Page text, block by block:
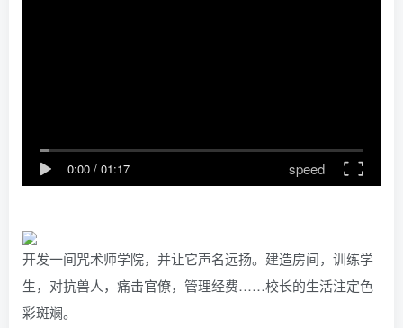
0:00 / 01:17 speed
开发一间咒术师学院，并让它声名远扬。建造房间，训练学
生，对抗兽人，痛击官僚，管理经费……校长的生活注定色
彩斑斓。